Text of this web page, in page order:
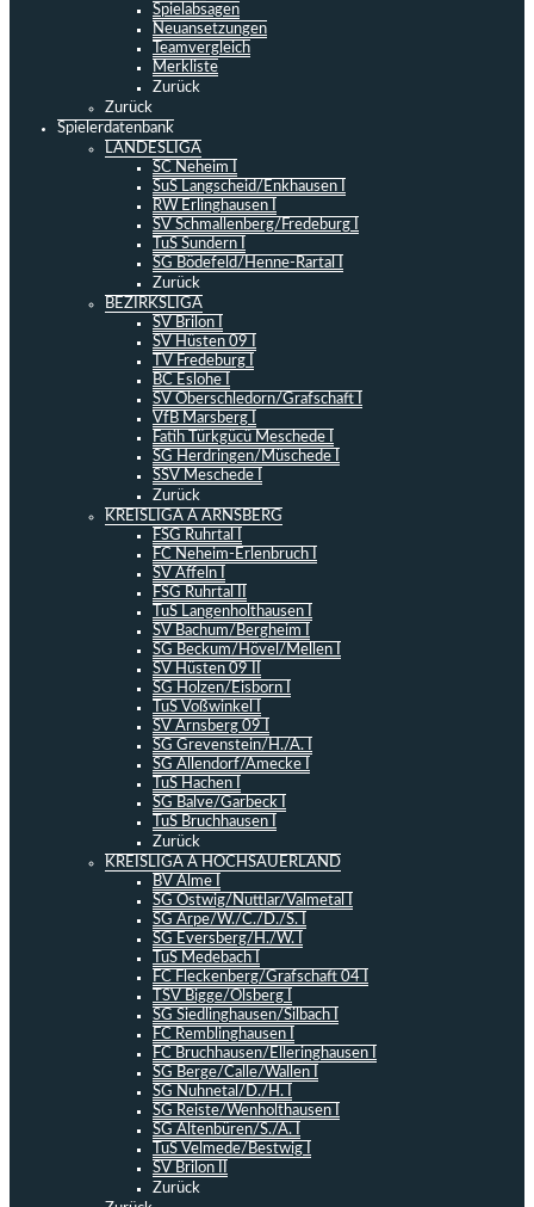
Spielabsagen
Neuansetzungen
Teamvergleich
Merkliste
Zurück
Zurück
Spielerdatenbank
LANDESLIGA
SC Neheim I
SuS Langscheid/Enkhausen I
RW Erlinghausen I
SV Schmallenberg/Fredeburg I
TuS Sundern I
SG Bödefeld/Henne-Rartal I
Zurück
BEZIRKSLIGA
SV Brilon I
SV Hüsten 09 I
TV Fredeburg I
BC Eslohe I
SV Oberschledorn/Grafschaft I
VfB Marsberg I
Fatih Türkgücü Meschede I
SG Herdringen/Müschede I
SSV Meschede I
Zurück
KREISLIGA A ARNSBERG
FSG Ruhrtal I
FC Neheim-Erlenbruch I
SV Affeln I
FSG Ruhrtal II
TuS Langenholthausen I
SV Bachum/Bergheim I
SG Beckum/Hövel/Mellen I
SV Hüsten 09 II
SG Holzen/Eisborn I
TuS Voßwinkel I
SV Arnsberg 09 I
SG Grevenstein/H./A. I
SG Allendorf/Amecke I
TuS Hachen I
SG Balve/Garbeck I
TuS Bruchhausen I
Zurück
KREISLIGA A HOCHSAUERLAND
BV Alme I
SG Ostwig/Nuttlar/Valmetal I
SG Arpe/W./C./D./S. I
SG Eversberg/H./W. I
TuS Medebach I
FC Fleckenberg/Grafschaft 04 I
TSV Bigge/Olsberg I
SG Siedlinghausen/Silbach I
FC Remblinghausen I
FC Bruchhausen/Elleringhausen I
SG Berge/Calle/Wallen I
SG Nuhnetal/D./H. I
SG Reiste/Wenholthausen I
SG Altenbüren/S./A. I
TuS Velmede/Bestwig I
SV Brilon II
Zurück